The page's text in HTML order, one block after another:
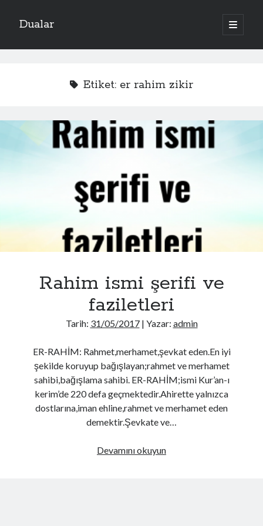
Dualar
ana
menüyü
Etiket: er rahim zikir
Rahim ismi şerifi ve
faziletleri
Tarih: 31/05/2017| Yazar: admin
ER-RAHİM: Rahmet,merhamet,şevkat eden.En iyi
şekilde koruyup bağışlayan;rahmet ve merhamet
sahibi,bağışlama sahibi. ER-RAHİM;ismi Kur’an-ı
kerim’de 220 defa geçmektedir.Ahirette yalnızca
dostlarına,iman ehline,rahmet ve merhamet eden
demektir.Şevkate ve…
Devamını okuyunRahim